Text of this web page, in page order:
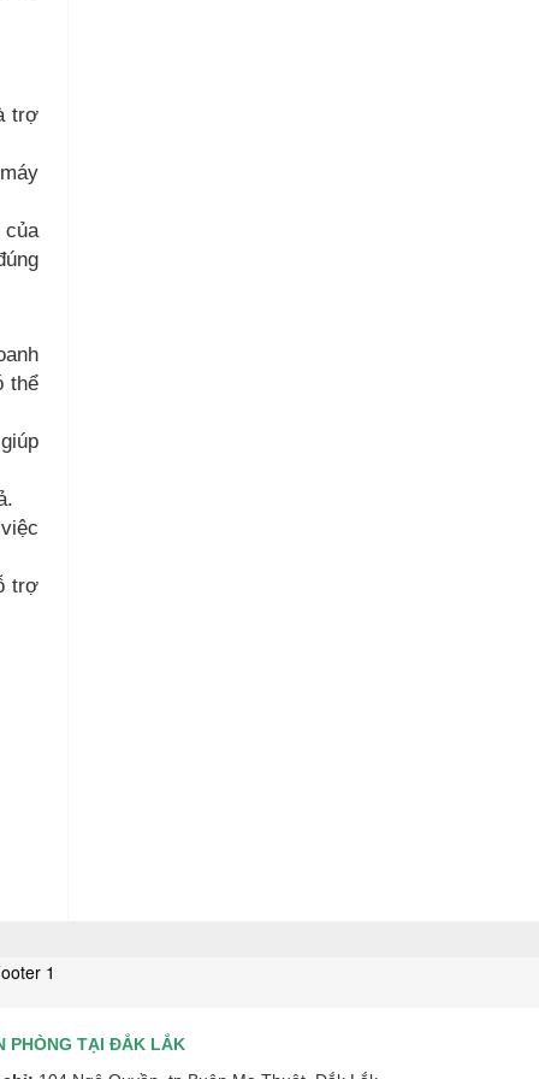
trợ
của
thể
trợ
PHÒNG TẠI ĐẮK LẮK